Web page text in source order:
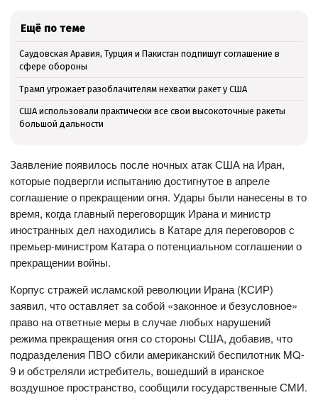
Ещё по теме
Саудовская Аравия, Турция и Пакистан подпишут соглашение в
сфере обороны
Трамп угрожает разоблачителям нехватки ракет у США
США использовали практически все свои высокоточные ракеты
большой дальности
Заявление появилось после ночных атак США на Иран,
которые подвергли испытанию достигнутое в апреле
соглашение о прекращении огня. Удары были нанесены в то
время, когда главный переговорщик Ирана и министр
иностранных дел находились в Катаре для переговоров с
премьер-министром Катара о потенциальном соглашении о
прекращении войны.
Корпус стражей исламской революции Ирана (КСИР)
заявил, что оставляет за собой «законное и безусловное»
право на ответные меры в случае любых нарушений
режима прекращения огня со стороны США, добавив, что
подразделения ПВО сбили американский беспилотник MQ-
9 и обстреляли истребитель, вошедший в иранское
воздушное пространство, сообщили государственные СМИ.